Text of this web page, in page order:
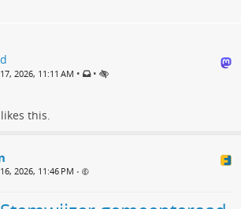
2026, 11:11 AM • •
likes this.
2026, 11:46 PM •